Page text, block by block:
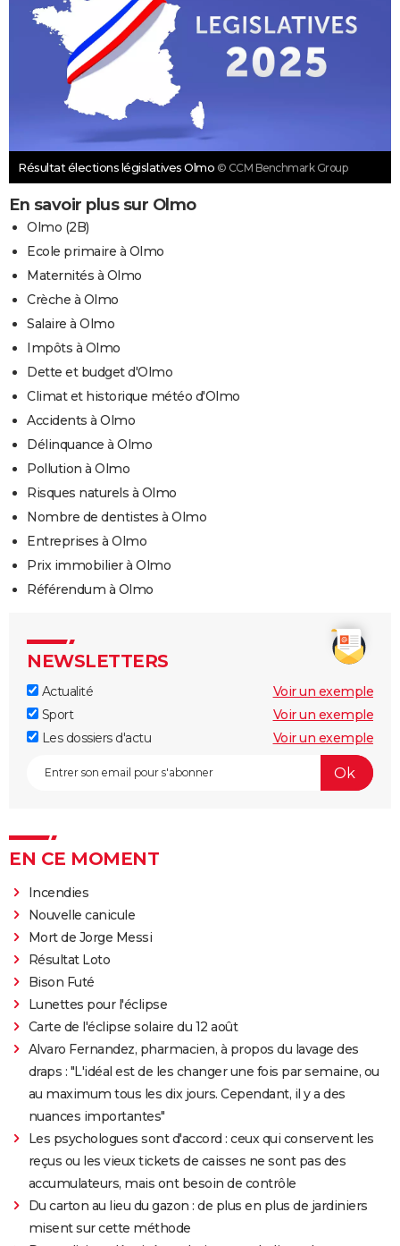
Résultat élections législatives Olmo © CCM Benchmark Group
En savoir plus sur Olmo
Olmo (2B)
Ecole primaire à Olmo
Maternités à Olmo
Crèche à Olmo
Salaire à Olmo
Impôts à Olmo
Dette et budget d'Olmo
Climat et historique météo d'Olmo
Accidents à Olmo
Délinquance à Olmo
Pollution à Olmo
Risques naturels à Olmo
Nombre de dentistes à Olmo
Entreprises à Olmo
Prix immobilier à Olmo
Référendum à Olmo
NEWSLETTERS
Actualité
Voir un exemple
Sport
Voir un exemple
Les dossiers d'actu
Voir un exemple
EN CE MOMENT
Incendies
Nouvelle canicule
Mort de Jorge Messi
Résultat Loto
Bison Futé
Lunettes pour l'éclipse
Carte de l'éclipse solaire du 12 août
Alvaro Fernandez, pharmacien, à propos du lavage des
draps : "L'idéal est de les changer une fois par semaine, ou
au maximum tous les dix jours. Cependant, il y a des
nuances importantes"
Les psychologues sont d'accord : ceux qui conservent les
reçus ou les vieux tickets de caisses ne sont pas des
accumulateurs, mais ont besoin de contrôle
Du carton au lieu du gazon : de plus en plus de jardiniers
misent sur cette méthode